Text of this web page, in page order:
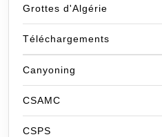
Grottes d'Algérie
Téléchargements
Canyoning
CSAMC
CSPS